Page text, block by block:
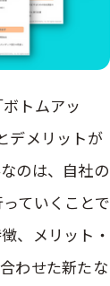
トムアッ
デメリットが
のは、自社の
ていくことで
、メリット・
わせた新たな